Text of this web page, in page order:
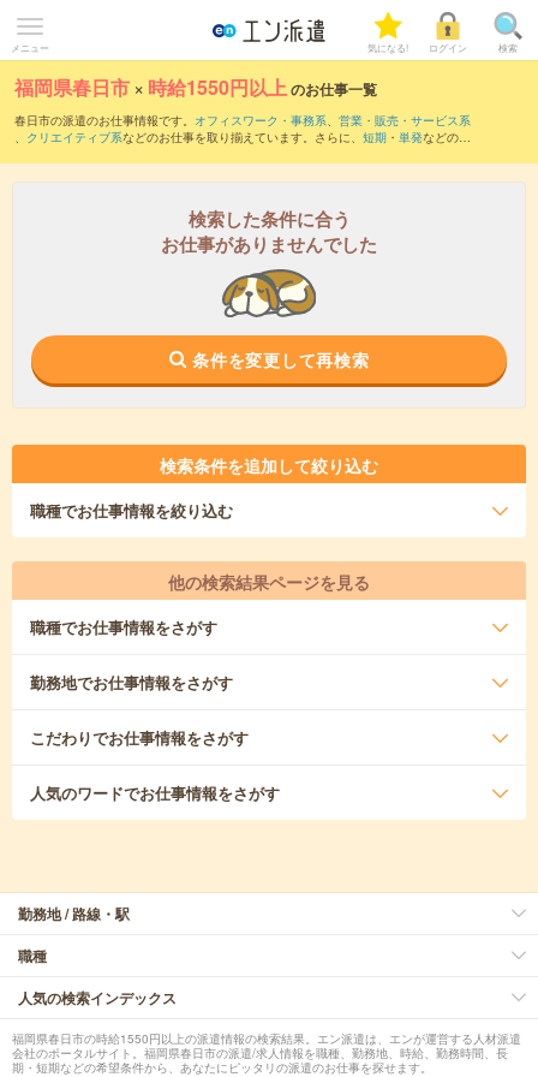
メニュー 気になる! ログイン 検索
福岡県春日市 × 時給1550円以上のお仕事一覧
春日市の派遣のお仕事情報です。 オフィスワーク・事務系、 営業・販売・サービス系
、 クリエイティブ系などのお仕事を取り揃えています。さらに、 短期 ・ 単発などの期
検索した条件に合う
お仕事がありませんでした
条件を変更して再検索
検索条件を追加して絞り込む
職種でお仕事情報を絞り込む
他の検索結果ページを見る
職種でお仕事情報をさがす
勤務地でお仕事情報をさがす
こだわりでお仕事情報をさがす
人気のワードでお仕事情報をさがす
勤務地 / 路線・駅
職種
人気の検索インデックス
福岡県春日市の時給1550円以上の派遣情報の検索結果。エン派遣は、エンが運営する人材派遣
会社のポータルサイト。福岡県春日市の派遣/求人情報を職種、勤務地、時給、勤務時間、長
期・短期などの希望条件から、あなたにピッタリの派遣のお仕事を探せます。